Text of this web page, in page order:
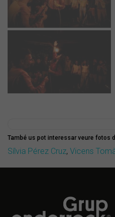
També us pot interessar veure fotos
Sílvia Pérez Cruz, Vicens